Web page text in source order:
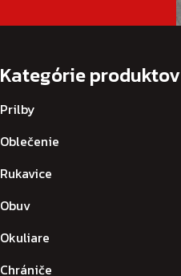
Kategórie produktov
Prilby
Oblečenie
Rukavice
Obuv
Okuliare
Chrániče